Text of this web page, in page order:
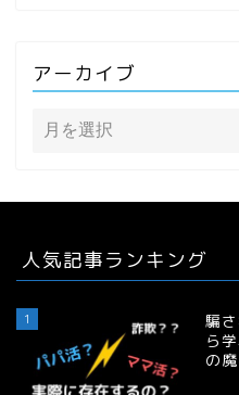
アーカイブ
人気記事ランキング
1
騙
ら
の魔